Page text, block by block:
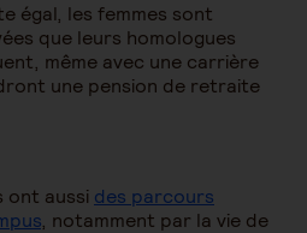
égal, les femmes sont
que leurs homologues
même avec une carrière
une pension de retraite
ont aussi des parcours
, notamment par la vie de